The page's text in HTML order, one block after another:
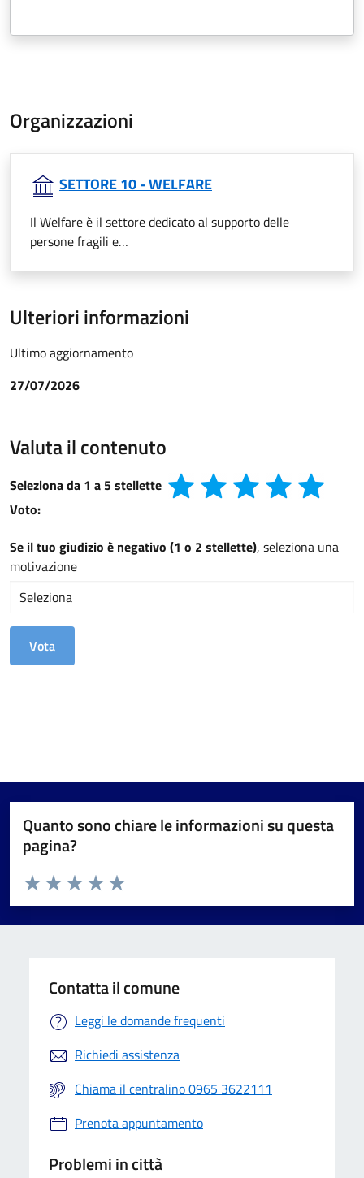
Organizzazioni
SETTORE 10 - WELFARE
Il Welfare è il settore dedicato al supporto delle
persone fragili e…
Ulteriori informazioni
Ultimo aggiornamento
27/07/2026
Valuta il contenuto
Seleziona da 1 a 5 stellette
Voto:
Se il tuo giudizio è negativo (1 o 2 stellette), seleziona una
motivazione
Quanto sono chiare le informazioni su questa
pagina?
Valuta da 1 a 5 stelle la pagina
Valuta 5 stelle su 5
Valuta 4 stelle su 5
Valuta 3 stelle su 5
Valuta 2 stelle su 5
Valuta 1 stelle su 5
Contatta il comune
Leggi le domande frequenti
Richiedi assistenza
Chiama il centralino 0965 3622111
Prenota appuntamento
Problemi in città